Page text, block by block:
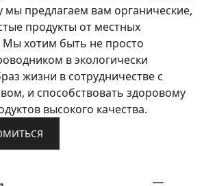
предлагаем вам органические,
продукты от местных
Мы хотим быть не просто
в экологически
жизни в сотрудничестве с
и способствовать здоровому
высокого качества.